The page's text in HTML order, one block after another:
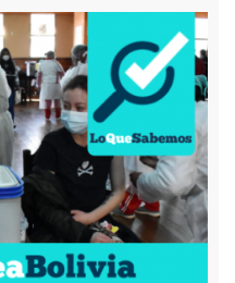
una
declaración
del
cardenal
Ticona
indicando
que
comió
pasto
luchar
el
COVID-